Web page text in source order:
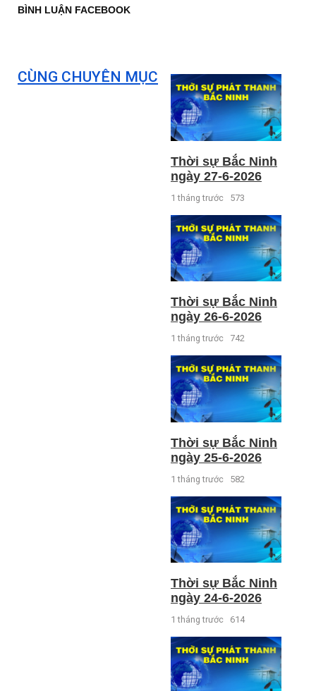
BÌNH LUẬN FACEBOOK
CÙNG CHUYÊN MỤC
Thời sự Bắc Ninh
ngày 27-6-2026
1 tháng trước 573
Thời sự Bắc Ninh
ngày 26-6-2026
1 tháng trước 742
Thời sự Bắc Ninh
ngày 25-6-2026
1 tháng trước 582
Thời sự Bắc Ninh
ngày 24-6-2026
1 tháng trước 614